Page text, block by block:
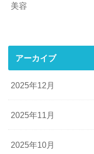
美容
アーカイブ
2025年12月
2025年11月
2025年10月